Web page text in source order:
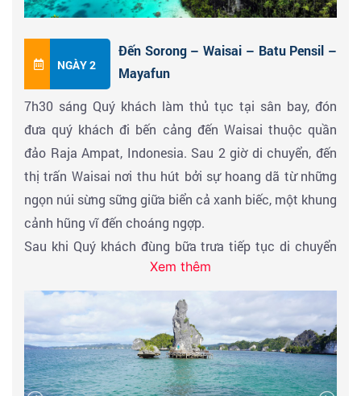
NGÀY 2
Đến Sorong – Waisai – Batu Pensil –
Mayafun
7h30 sáng Quý khách làm thủ tục tại sân bay, đón
đưa quý khách đi bến cảng đến Waisai thuộc quần
đảo Raja Ampat, Indonesia. Sau 2 giờ di chuyển, đến
thị trấn Waisai nơi thu hút bởi sự hoang dã từ những
ngọn núi sừng sững giữa biển cả xanh biếc, một khung
cảnh hũng vĩ đến choáng ngợp.
Sau khi Quý khách đùng bữa trưa tiếp tục di chuyển
bằng tuyến tàu cao tốc khám phá địa điểm Batu
Pensil, là một hòn đá sắc nhọn đủ cao và nằm giữa
vùng nước giữa các vách đá khác quanh vịnh Kabui
bởi hình dáng độc đáo cũng là lý do khiến Batu Pensil
nổi bật buộc du khách phải đến ghé thăm một lần.
Check in Mayafun Top, sau đó di chuyển về khách
Xem thêm